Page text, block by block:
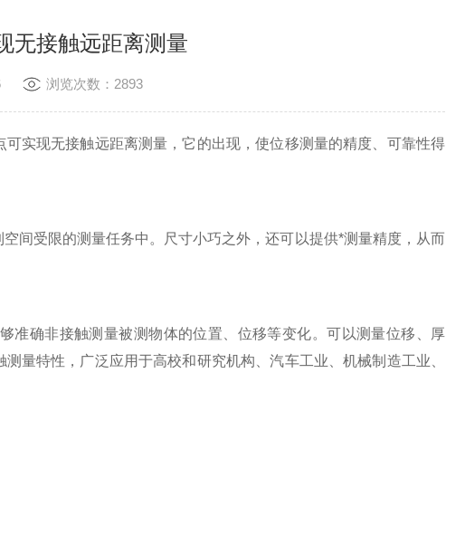
无接触远距离测量
浏览次数：2893
现无接触远距离测量，它的出现，使位移测量的精度、可靠性得
受限的测量任务中。尺寸小巧之外，还可以提供*测量精度，从而
确非接触测量被测物体的位置、位移等变化。可以测量位移、厚
量特性，广泛应用于高校和研究机构、汽车工业、机械制造工业、